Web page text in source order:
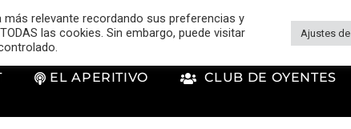
EL APERITIVO CLUB DE OYENTES
relevante recordando sus preferencias y
las cookies. Sin embargo, puede visitar
Ajustes